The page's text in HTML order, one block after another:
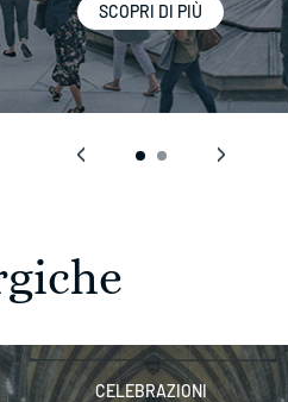
SCOPRI DI PIÙ
‹ ›
CELEBRAZIONI